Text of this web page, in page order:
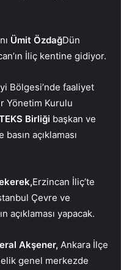
Ümit ÖzdağDün
İliç kentine gidiyor.
Bölgesi’nde faaliyet
Yönetim Kurulu
Birliği başkan ve
basın açıklaması
Erzincan İliç’te
Çevre ve
açıklaması yapacak.
Akşener, Ankara İlçe
genel merkezde